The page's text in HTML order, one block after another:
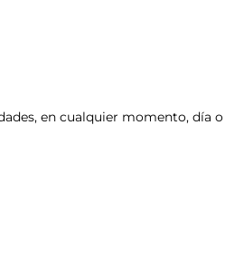
en cualquier momento, día